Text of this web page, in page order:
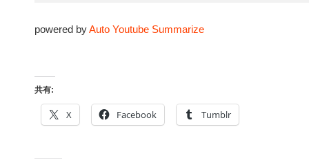
powered byAuto Youtube Summarize
共有:
X Facebook Tumblr